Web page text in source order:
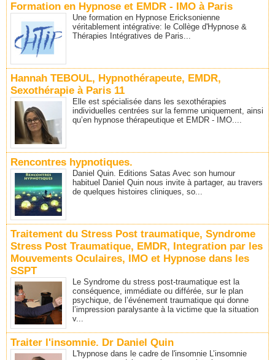
Formation en Hypnose et EMDR - IMO à Paris
Une formation en Hypnose Ericksonienne
véritablement intégrative: le Collège d'Hypnose &
Thérapies Intégratives de Paris...
Hannah TEBOUL, Hypnothérapeute, EMDR,
Sexothérapie à Paris 11
Elle est spécialisée dans les sexothérapies
individuelles centrées sur la femme uniquement, ainsi
qu’en hypnose thérapeutique et EMDR - IMO....
Rencontres hypnotiques.
Daniel Quin. Editions Satas Avec son humour
habituel Daniel Quin nous invite à partager, au travers
de quelques histoires cliniques, so...
Traitement du Stress Post traumatique, Syndrome
Stress Post Traumatique, EMDR, Integration par les
Mouvements Oculaires, IMO et Hypnose dans les
SSPT
Le Syndrome du stress post-traumatique est la
conséquence, immédiate ou différée, sur le plan
psychique, de l’événement traumatique qui donne
l’impression paralysante à la victime que la situation
v...
Traiter l'insomnie. Dr Daniel Quin
L'hypnose dans le cadre de l'insomnie L’insomnie